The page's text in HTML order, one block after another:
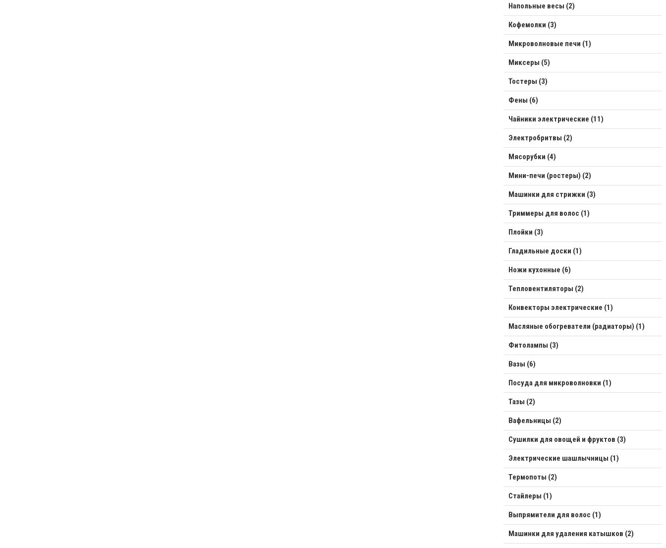
Напольные весы (2)
Кофемолки (3)
Микроволновые печи (1)
Миксеры (5)
Тостеры (3)
Фены (6)
Чайники электрические (11)
Электробритвы (2)
Мясорубки (4)
Мини-печи (ростеры) (2)
Машинки для стрижки (3)
Триммеры для волос (1)
Плойки (3)
Гладильные доски (1)
Ножи кухонные (6)
Тепловентиляторы (2)
Конвекторы электрические (1)
Масляные обогреватели (радиаторы) (1)
Фитолампы (3)
Вазы (6)
Посуда для микроволновки (1)
Тазы (2)
Вафельницы (2)
Сушилки для овощей и фруктов (3)
Электрические шашлычницы (1)
Термопоты (2)
Стайлеры (1)
Выпрямители для волос (1)
Машинки для удаления катышков (2)